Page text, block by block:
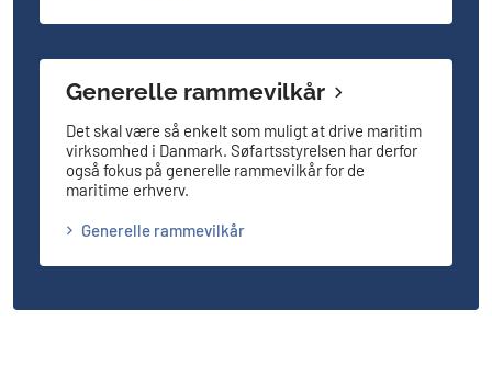
Generelle rammevilkår
Det skal være så enkelt som muligt at drive maritim
virksomhed i Danmark. Søfartsstyrelsen har derfor
også fokus på generelle rammevilkår for de
maritime erhverv.
Generelle rammevilkår